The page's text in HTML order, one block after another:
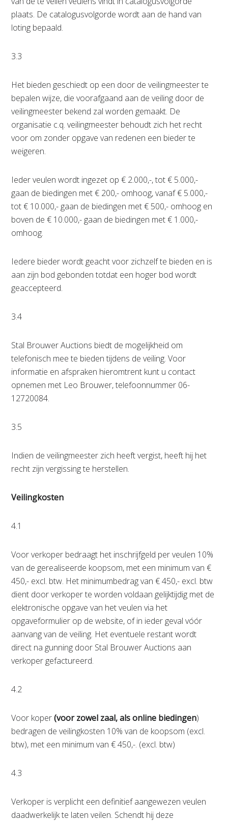
plaats. De catalogusvolgorde wordt aan de hand van
loting bepaald.
3.3
Het bieden geschiedt op een door de veilingmeester te
bepalen wijze, die voorafgaand aan de veiling door de
veilingmeester bekend zal worden gemaakt. De
organisatie c.q. veilingmeester behoudt zich het recht
voor om zonder opgave van redenen een bieder te
weigeren.
Ieder veulen wordt ingezet op € 2.000,-, tot € 5.000,-
gaan de biedingen met € 200,- omhoog, vanaf € 5.000,-
tot € 10.000,- gaan de biedingen met € 500,- omhoog en
boven de € 10.000,- gaan de biedingen met € 1.000,-
omhoog.
Iedere bieder wordt geacht voor zichzelf te bieden en is
aan zijn bod gebonden totdat een hoger bod wordt
geaccepteerd.
3.4
Stal Brouwer Auctions biedt de mogelijkheid om
telefonisch mee te bieden tijdens de veiling. Voor
informatie en afspraken hieromtrent kunt u contact
opnemen met Leo Brouwer, telefoonnummer 06-
12720084.
3.5
Indien de veilingmeester zich heeft vergist, heeft hij het
recht zijn vergissing te herstellen.
Veilingkosten
4.1
Voor verkoper bedraagt het inschrijfgeld per veulen 10%
van de gerealiseerde koopsom, met een minimum van €
450,- excl. btw. Het minimumbedrag van € 450,- excl. btw
dient door verkoper te worden voldaan gelijktijdig met de
elektronische opgave van het veulen via het
opgaveformulier op de website, of in ieder geval vóór
aanvang van de veiling. Het eventuele restant wordt
direct na gunning door Stal Brouwer Auctions aan
verkoper gefactureerd.
4.2
Voor koper(voor zowel zaal, als online biedingen)
bedragen de veilingkosten 10% van de koopsom (excl.
btw), met een minimum van € 450,-. (excl. btw)
4.3
Verkoper is verplicht een definitief aangewezen veulen
daadwerkelijk te laten veilen. Schendt hij deze